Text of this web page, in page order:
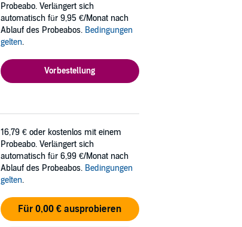
Probeabo. Verlängert sich
automatisch für 9,95 €/Monat nach
Ablauf des Probeabos. Bedingungen
gelten.
Vorbestellung
16,79 € oder kostenlos mit einem
Probeabo. Verlängert sich
automatisch für 6,99 €/Monat nach
Ablauf des Probeabos. Bedingungen
gelten.
Für 0,00 € ausprobieren